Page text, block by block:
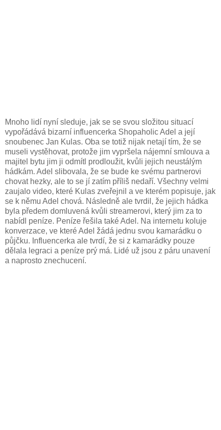
Mnoho lidí nyní sleduje, jak se se svou složitou situací
vypořádává bizarní influencerka Shopaholic Adel a její
snoubenec Jan Kulas. Oba se totiž nijak netají tím, že se
museli vystěhovat, protože jim vypršela nájemní smlouva a
majitel bytu jim ji odmítl prodloužit, kvůli jejich neustálým
hádkám. Adel slibovala, že se bude ke svému partnerovi
chovat hezky, ale to se jí zatím příliš nedaří. Všechny velmi
zaujalo video, které Kulas zveřejnil a ve kterém popisuje, jak
se k němu Adel chová. Následně ale tvrdil, že jejich hádka
byla předem domluvená kvůli streamerovi, který jim za to
nabídl peníze. Peníze řešila také Adel. Na internetu koluje
konverzace, ve které Adel žádá jednu svou kamarádku o
půjčku. Influencerka ale tvrdí, že si z kamarádky pouze
dělala legraci a peníze prý má. Lidé už jsou z páru unavení
a naprosto znechucení.